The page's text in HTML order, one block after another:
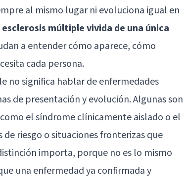
al mismo lugar ni evoluciona igual en
esclerosis múltiple vivida de una única
a entender cómo aparece, cómo
cada persona.
no significa hablar de enfermedades
de presentación y evolución. Algunas son
el síndrome clínicamente aislado o el
riesgo o situaciones fronterizas que
importa, porque no es lo mismo
una enfermedad ya confirmada y